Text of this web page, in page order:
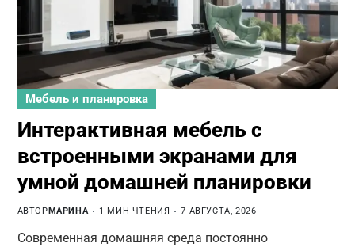
Мебель и планировка
Интерактивная мебель с
встроенными экранами для
умной домашней планировки
АВТОР МАРИНА 1 МИН ЧТЕНИЯ 7 АВГУСТА, 2026
Современная домашняя среда постоянно